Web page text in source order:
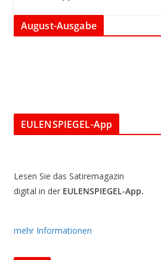
August-Ausgabe
EULENSPIEGEL-App
Lesen Sie das Satiremagazin
digital in der EULENSPIEGEL-App.
mehr Informationen